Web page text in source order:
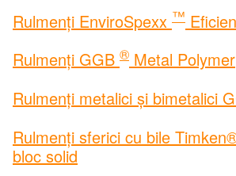
Rulmenți EnviroSpexx ™
Rulmenți GGB ® Metal Polymer
Rulmenți metalici și bimetalici
Rulmenți sferici cu bile
bloc solid